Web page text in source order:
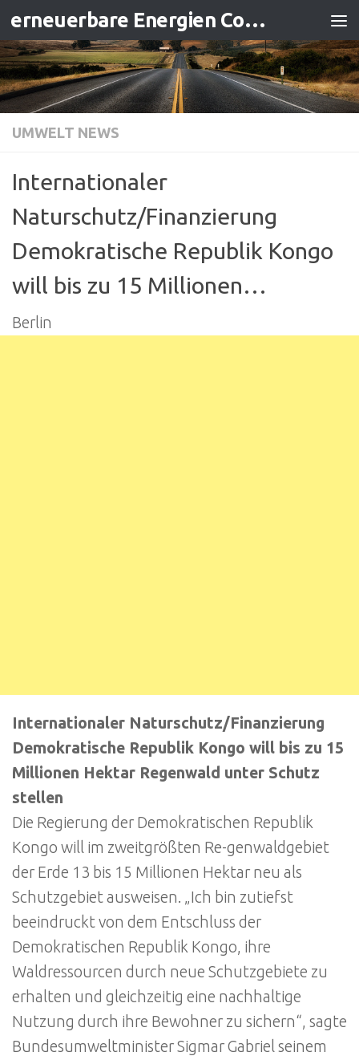
Zum Inhalt springen erneuerbare Energien Contracting
UMWELT NEWS
Internationaler
Naturschutz/Finanzierung
Demokratische Republik Kongo
will bis zu 15 Millionen…
Berlin
Internationaler Naturschutz/Finanzierung
Demokratische Republik Kongo will bis zu 15
Millionen Hektar Regenwald unter Schutz
stellen
Die Regierung der Demokratischen Republik
Kongo will im zweitgrößten Re-genwaldgebiet
der Erde 13 bis 15 Millionen Hektar neu als
Schutzgebiet ausweisen. „Ich bin zutiefst
beeindruckt von dem Entschluss der
Demokratischen Republik Kongo, ihre
Waldressourcen durch neue Schutzgebiete zu
erhalten und gleichzeitig eine nachhaltige
Nutzung durch ihre Bewohner zu sichern“, sagte
Bundesumweltminister Sigmar Gabriel seinem